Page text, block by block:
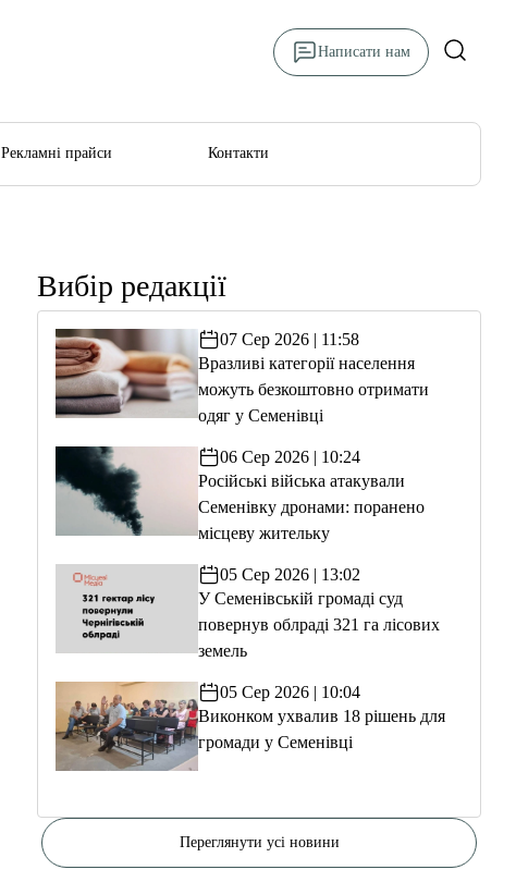
Написати нам
Рекламні прайси Контакти
Вибір редакції
07 Сер 2026 | 11:58
Вразливі категорії населення
можуть безкоштовно отримати
одяг у Семенівці
06 Сер 2026 | 10:24
Російські війська атакували
Семенівку дронами: поранено
місцеву жительку
05 Сер 2026 | 13:02
У Семенівській громаді суд
повернув облраді 321 га лісових
земель
05 Сер 2026 | 10:04
Виконком ухвалив 18 рішень для
громади у Семенівці
Переглянути усі новини